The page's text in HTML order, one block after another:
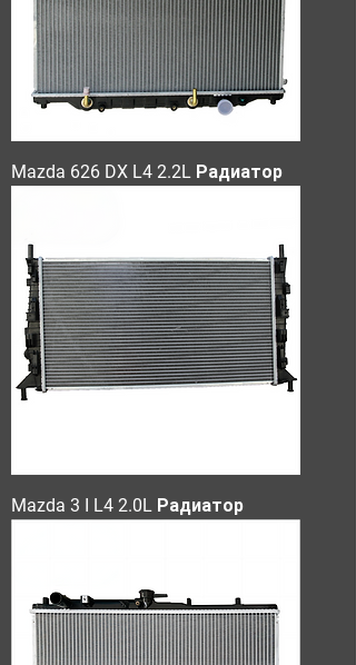
Mazda 626 DX L4 2.2L Радиатор
Mazda 3 I L4 2.0L Радиатор